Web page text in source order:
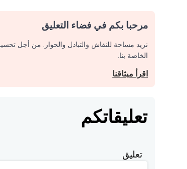
مرحبا بكم في فضاء التعليق
نريد مساحة للنقاش والتبادل والحوار. من أجل
الخاصة بنا.
اقرأ ميثاقنا
تعليقاتكم
تعليق